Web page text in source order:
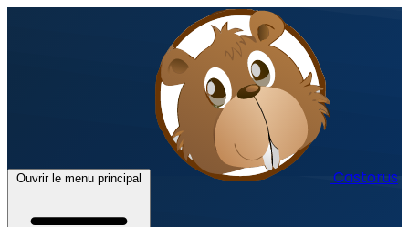
Ouvrir le menu principal Castorus